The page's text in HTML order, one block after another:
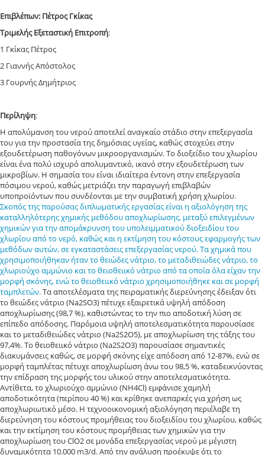
Επιβλέπων: Πέτρος Γκίκας
Τριμελής Εξεταστική Επιτροπή:
1 Γκίκας Πέτρος
2 Γιαννής Απόστολος
3 Γουρνής Δημήτριος
Περίληψη:
Η απολύμανση του νερού αποτελεί αναγκαίο στάδιο στην επεξεργασία
του για την προστασία της δημόσιας υγείας, καθώς στοχεύει στην
εξουδετέρωση παθογόνων μικροοργανισμών. Το διοξείδιο του χλωρίου
είναι ένα πολύ ισχυρό απολυμαντικό, ικανό στην εξουδετέρωση των
μικροβίων. Η σημασία του είναι ιδιαίτερα έντονη στην επεξεργασία
πόσιμου νερού, καθώς μετριάζει την παραγωγή επιβλαβών
υποπροϊόντων που συνδέονται με την συμβατική χρήση χλωρίου.
Σκοπός της παρούσας διπλωματικής εργασίας είναι η αξιολόγηση της
καταλληλότερης χημικής μεθόδου αποχλωρίωσης, μεταξύ επιλεγμένων
χημικών για την απομάκρυνση του υπολειμματικού διοξειδίου του
χλωρίου από το νερό, καθώς και η εκτίμηση του κόστους εφαρμογής των
μεθόδων αυτών, σε εγκαταστάσεις επεξεργασίας νερού. Τα χημικά που
χρησιμοποιήθηκαν ήταν το θειώδες νάτριο, το μεταδιθειώδες νάτριο, το
χλωριούχο αμμώνιο και το θειοθειικό νάτριο από τα οποία όλα είχαν την
μορφή σκόνης, ενώ το θειοθειικό νάτριο χρησιμοποιήθηκε και σε μορφή
ταμπλετών.Τα αποτελέσματα της πειραματικής διερεύνησης έδειξαν ότι
το θειώδες νάτριο (Na2SO3) πέτυχε εξαιρετικά υψηλή απόδοση
αποχλωρίωσης (98,7 %), καθιστώντας το την πιο αποδοτική λύση σε
επίπεδο απόδοσης. Παρόμοια υψηλή αποτελεσματικότητα παρουσίασε
και το μεταδιθειώδες νάτριο (Na2S2O5), με αποχλωρίωση της τάξης του
97,4%. Το θειοθειικό νάτριο (Na2S2O3) παρουσίασε σημαντικές
διακυμάνσεις καθώς, σε μορφή σκόνης είχε απόδοση από 12-87%, ενώ σε
μορφή ταμπλέτας πέτυχε αποχλωρίωση άνω του 98,5 %, καταδεικνύοντας
την επίδραση της μορφής του υλικού στην αποτελεσματικότητα.
Αντίθετα, το χλωριούχο αμμώνιο (NH4Cl) εμφάνισε χαμηλή
αποδοτικότητα (περίπου 40 %) και κρίθηκε ανεπαρκές για χρήση ως
αποχλωριωτικό μέσο. Η τεχνοοικονομική αξιολόγηση περιέλαβε τη
διερεύνηση του κόστους προμήθειας του διοξειδίου του χλωρίου, καθώς
και την εκτίμηση του κόστους προμήθειας των χημικών για την
αποχλωρίωση του ClO2 σε μονάδα επεξεργασίας νερού με μέγιστη
δυναμικότητα 10.000 m3/d. Από την ανάλυση προέκυψε ότι το